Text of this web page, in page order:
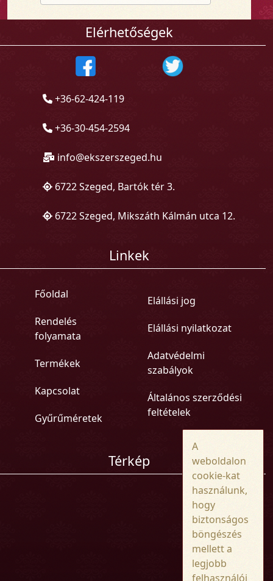
Elérhetőségek
+36-62-424-119
+36-30-454-2594
info@ekszerszeged.hu
6722 Szeged, Bartók tér 3.
6722 Szeged, Mikszáth Kálmán utca 12.
Linkek
Főoldal
Rendelés
folyamata
Termékek
Kapcsolat
Gyűrűméretek
Elállási jog
Elállási nyilatkozat
Adatvédelmi
szabályok
Általános szerződési
feltételek
Térkép
A
weboldalon
cookie-kat
használunk,
hogy
biztonságos
böngészés
mellett a
legjobb
felhasználói